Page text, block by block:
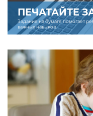
ПЕЧАТАЙТЕ
Задание на бумаге помогает
важных навыков.